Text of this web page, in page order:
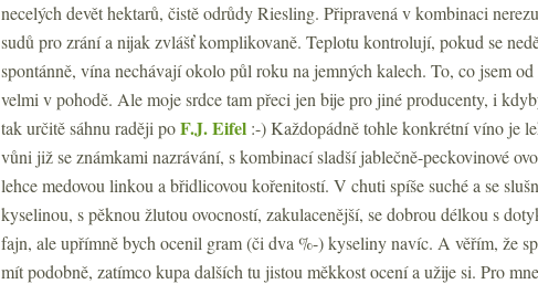
necelých devět hektarů, čistě odrůdy Riesling. Připravená v kombinaci
sudů pro zrání a nijak zvlášť komplikovaně. Teplotu kontrolují, pokud se
spontánně, vína nechávají okolo půl roku na jemných kalech. To, co jsem
velmi v pohodě. Ale moje srdce tam přeci jen bije pro jiné producenty, i
tak určitě sáhnu raději poF.J. Eifel :-) Každopádně tohle konkrétní víno je
vůni již se známkami nazrávání, s kombinací sladší jablečně-peckovinové
lehce medovou linkou a břidlicovou kořenitostí. V chuti spíše suché a se
kyselinou, s pěknou žlutou ovocností, zakulacenější, se dobrou délkou s
fajn, ale upřímně bych ocenil gram (či dva %-) kyseliny navíc. A věřím, že
mít podobně, zatímco kupa dalších tu jistou měkkost ocení a užije si. Pro